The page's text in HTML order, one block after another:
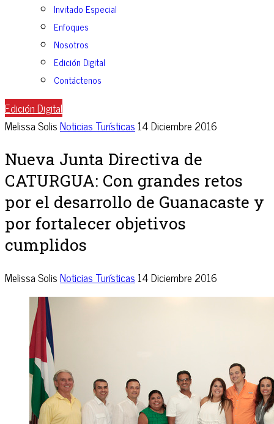
Invitado Especial
Enfoques
Nosotros
Edición Digital
Contáctenos
Edición Digital
Melissa SolisNoticias Turísticas14 Diciembre 2016
Nueva Junta Directiva de
CATURGUA: Con grandes retos
por el desarrollo de Guanacaste y
por fortalecer objetivos
cumplidos
Melissa SolisNoticias Turísticas14 Diciembre 2016